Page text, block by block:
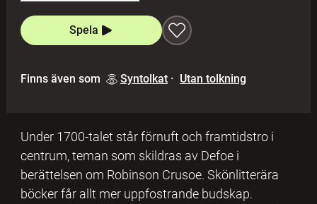
Spela
Finns även som Syntolkat · Utan tolkning
Under 1700-talet står förnuft och framtidstro i
centrum, teman som skildras av Defoe i
berättelsen om Robinson Crusoe. Skönlitterära
böcker får allt mer uppfostrande budskap.